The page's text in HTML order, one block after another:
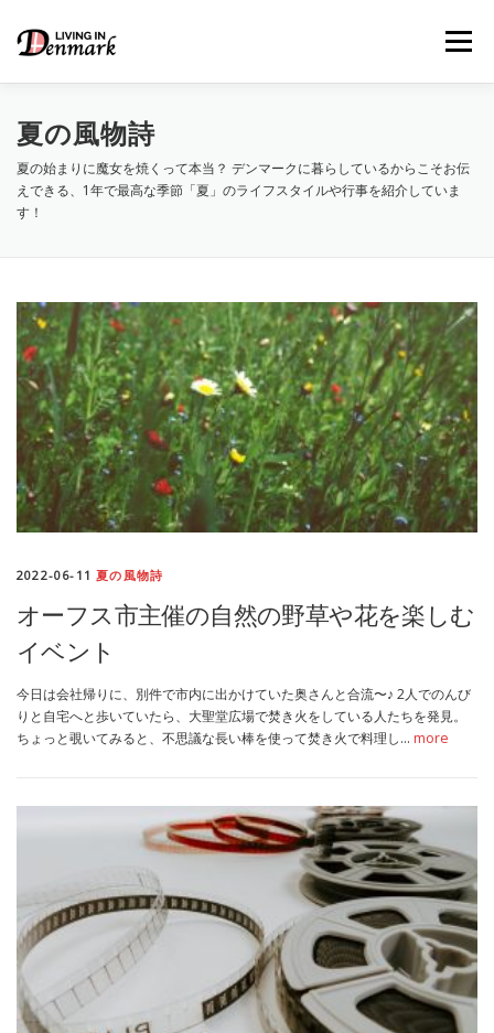
メニュー
LIFE TIPS– 生活便利帳 FOOD– ごはん事情
WORK– デンマークの働き方
OUR INSIGHT– 日本人の考察
MEDIA– メディア掲載 TRAVEL– 旅行
夏の風物詩
夏の始まりに魔女を焼くって本当？ デンマークに暮らしているからこそお伝
えできる、1年で最高な季節「夏」のライフスタイルや行事を紹介していま
す！
2022-06-11夏の風物詩
オーフス市主催の自然の野草や花を楽しむ
イベント
今日は会社帰りに、別件で市内に出かけていた奥さんと合流〜♪ 2人でのんび
りと自宅へと歩いていたら、大聖堂広場で焚き火をしている人たちを発見。
ちょっと覗いてみると、不思議な長い棒を使って焚き火で料理し… more